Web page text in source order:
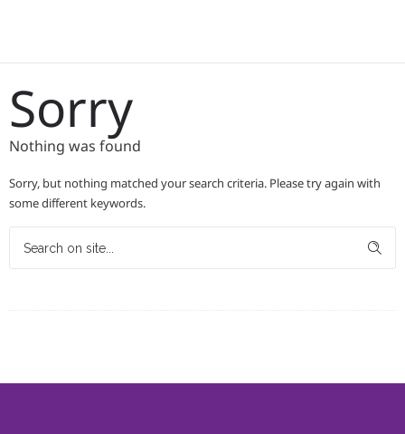
Sorry
Nothing was found
Sorry, but nothing matched your search criteria. Please try again with
some different keywords.